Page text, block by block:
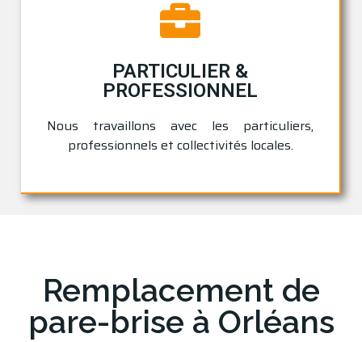
PARTICULIER &
PROFESSIONNEL
Nous travaillons avec les particuliers,
professionnels et collectivités locales.
Remplacement de
pare-brise à Orléans